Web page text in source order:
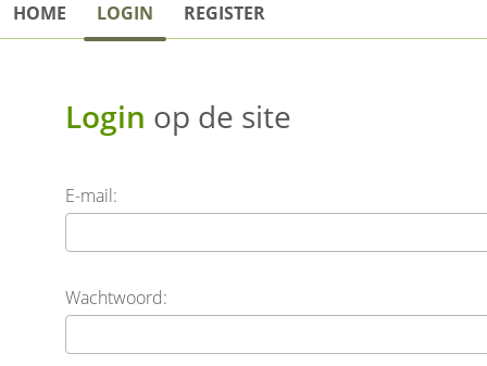
HOME LOGIN REGISTER
Login op de site
E-mail:
Wachtwoord: